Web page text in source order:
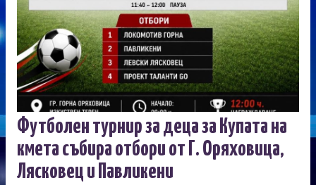
Футболен турнир за деца за Купата на
кмета събира отбори от Г. Оряховица,
Лясковец и Павликени